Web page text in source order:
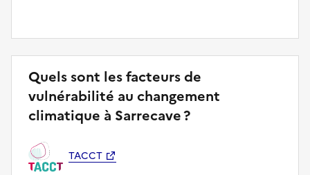
Quels sont les facteurs de
vulnérabilité au changement
climatique à Sarrecave ?
TACCT